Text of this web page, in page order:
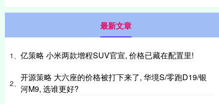
最新文章
1、 亿策略 小米两款增程SUV官宣, 价格已藏在配置里!
2、
开源策略 大六座的价格被打下来了, 华境S/零跑D19/银
河M9, 选谁更好?